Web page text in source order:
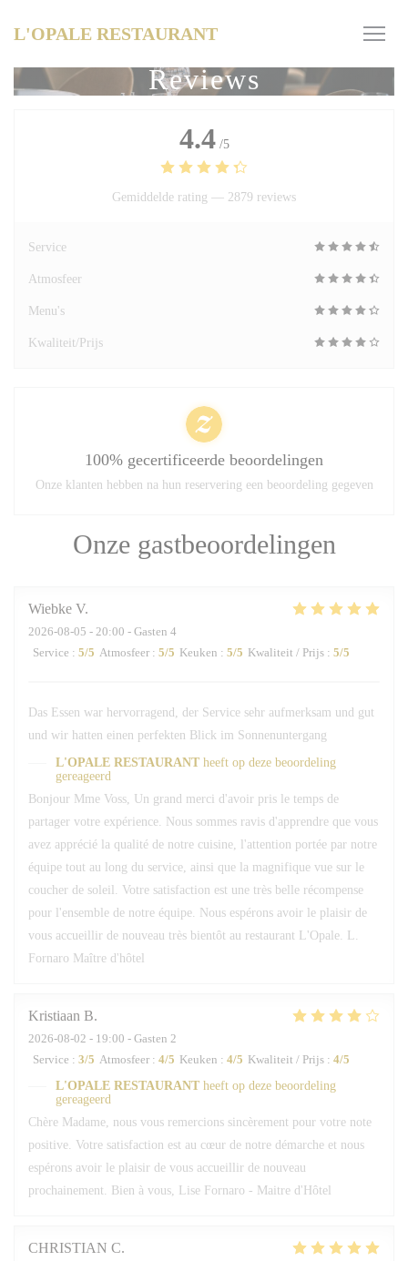
L'OPALE RESTAURANT
Reviews
Onze gastbeoordelingen
Wiebke V
2026-08-05 - 20:00 - Gasten 4
Service : 5/5 Atmosfeer : 5/5 Keuken : 5/5 Kwaliteit / Prijs : 5/5
Das Essen war hervorragend, der Service sehr aufmerksam und gut
und wir hatten einen perfekten Blick im Sonnenuntergang
L'OPALE RESTAURANT heeft op deze beoordeling
gereageerd
Bonjour Mme Voss, Un grand merci d'avoir pris le temps de
partager votre expérience. Nous sommes ravis d'apprendre que vous
avez apprécié la qualité de notre cuisine, l'attention portée par notre
équipe tout au long du service, ainsi que la magnifique vue sur le
coucher de soleil. Votre satisfaction est une très belle récompense
pour l'ensemble de notre équipe. Nous espérons avoir le plaisir de
vous accueillir de nouveau très bientôt au restaurant L'Opale. L.
Fornaro Maître d'hôtel
Kristiaan B
2026-08-02 - 19:00 - Gasten 2
Service : 3/5 Atmosfeer : 4/5 Keuken : 4/5 Kwaliteit / Prijs : 4/5
L'OPALE RESTAURANT heeft op deze beoordeling
gereageerd
Chère Madame, nous vous remercions sincèrement pour votre note
positive. Votre satisfaction est au cœur de notre démarche et nous
espérons avoir le plaisir de vous accueillir de nouveau
prochainement. Bien à vous, Lise Fornaro - Maitre d'Hôtel
CHRISTIAN C
4.4 /5
Gemiddelde rating — 2879 reviews
Service
Atmosfeer
Menu's
Kwaliteit/Prijs
100% gecertificeerde beoordelingen
Onze klanten hebben na hun reservering een beoordeling gegeven